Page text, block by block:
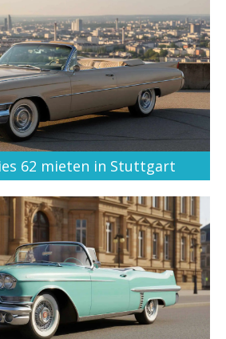
62 mieten in Stuttgart